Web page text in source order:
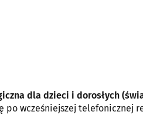
dla dzieci i dorosłych
po wcześniejszej telefonicznej